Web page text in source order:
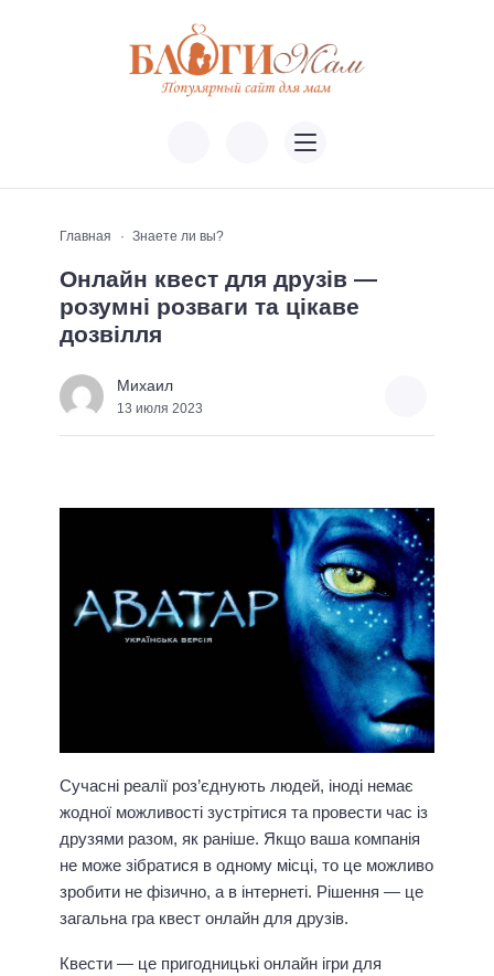
Главная Знаете ли вы?
Онлайн квест для друзів —
розумні розваги та цікаве
дозвілля
Михаил
13 июля 2023
Сучасні реалії роз’єднують людей, іноді немає
жодної можливості зустрітися та провести час із
друзями разом, як раніше. Якщо ваша компанія
не може зібратися в одному місці, то це можливо
зробити не фізично, а в інтернеті. Рішення — це
загальна гра квест онлайн для друзів.
Квести — це пригодницькі онлайн ігри для